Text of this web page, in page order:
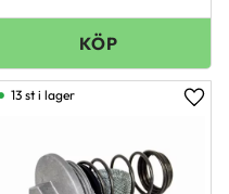
till i favoriter
13 st i lager